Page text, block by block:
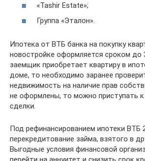
«Tashir Estate»;
Группа «Эталон».
Ипотека от ВТБ банка на покупку
новостройке оформляется сроком до
заемщик приобретает квартиру в
доме, то необходимо заранее
недвижимость на наличие прав
не оформлены, то можно приступать
сделки.
Под рефинансированием ипотеки ВТБ
перекредитование займа, взятого в
Выгодные условия финансовой